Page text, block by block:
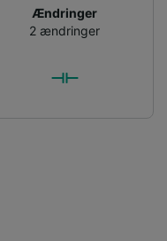
Ændringer
2 ændringer